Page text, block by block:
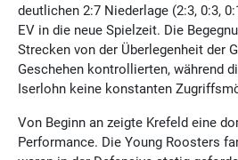
deutlichen 2:7 Niederlage (2:3, 0:3,
EV in die neue Spielzeit. Die
Strecken von der Überlegenheit der
Geschehen kontrollierten, während
Iserlohn keine konstanten
Von Beginn an zeigte Krefeld eine
Performance. Die Young Roosters